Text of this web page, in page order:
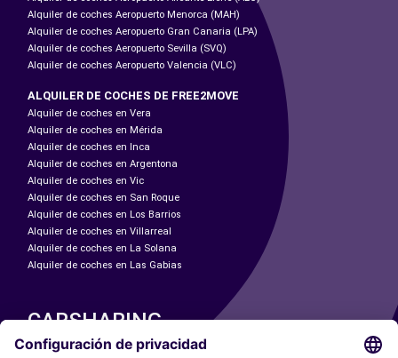
Alquiler de coches Aeropuerto Menorca (MAH)
Alquiler de coches Aeropuerto Gran Canaria (LPA)
Alquiler de coches Aeropuerto Sevilla (SVQ)
Alquiler de coches Aeropuerto Valencia (VLC)
ALQUILER DE COCHES DE FREE2MOVE
Alquiler de coches en Vera
Alquiler de coches en Mérida
Alquiler de coches en Inca
Alquiler de coches en Argentona
Alquiler de coches en Vic
Alquiler de coches en San Roque
Alquiler de coches en Los Barrios
Alquiler de coches en Villarreal
Alquiler de coches en La Solana
Alquiler de coches en Las Gabias
CARSHARING